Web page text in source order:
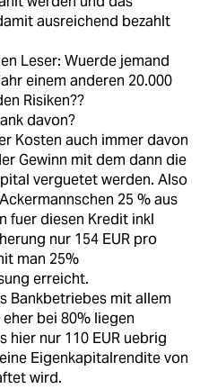
ausreichend bezahlt
Leser: Wuerde jemand
einem anderen 20.000
Risiken??
davon?
Kosten auch immer davon
Gewinn mit dem dann die
verguetet werden. Also
25 % aus
fuer diesen Kredit inkl
nur 154 EUR pro
man 25%
erreicht.
Bankbetriebes mit allem
bei 80% liegen
hier nur 110 EUR uebrig
Eigenkapitalrendite von
wird.